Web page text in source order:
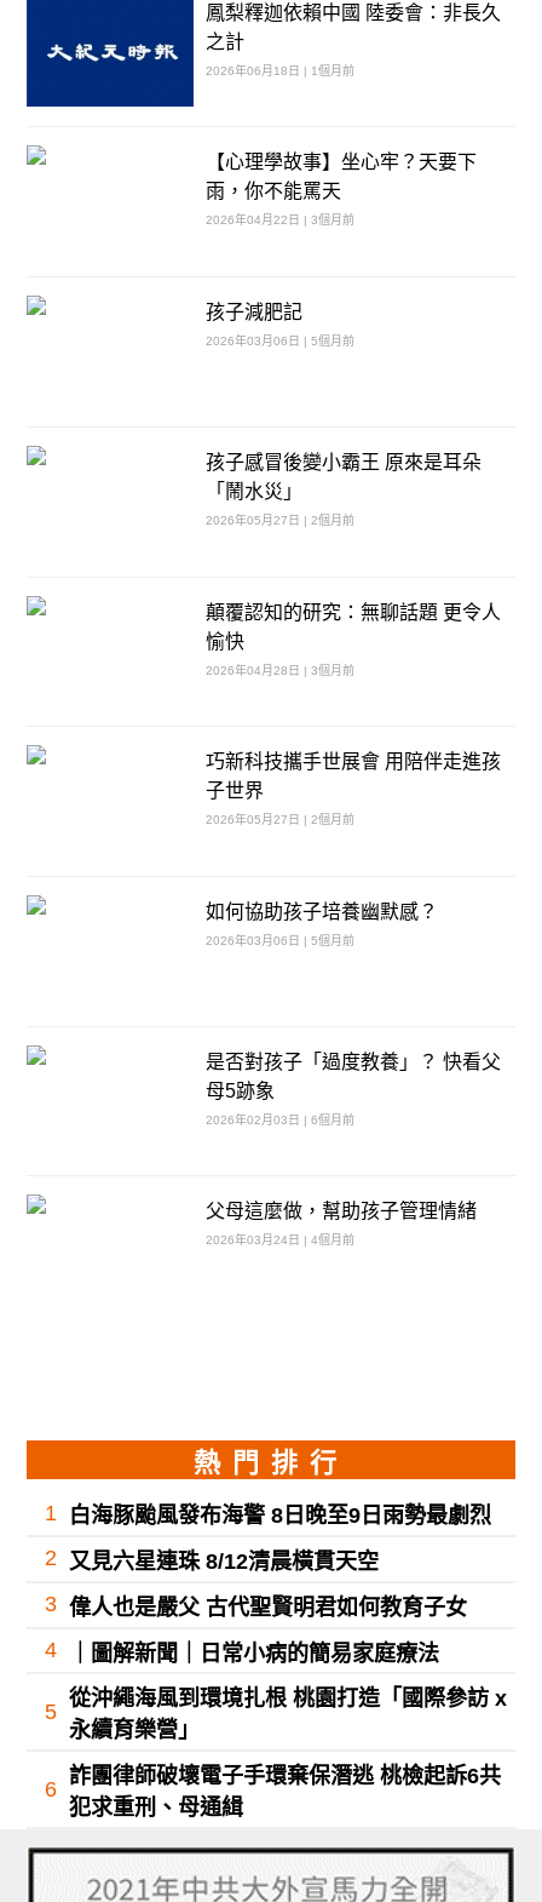
鳳梨釋迦依賴中國 陸委會：非長久
之計
2026年06月18日 | 1個月前
【心理學故事】坐心牢？天要下
雨，你不能罵天
2026年04月22日 | 3個月前
孩子減肥記
2026年03月06日 | 5個月前
孩子感冒後變小霸王 原來是耳朵
「鬧水災」
2026年05月27日 | 2個月前
顛覆認知的研究：無聊話題 更令人
愉快
2026年04月28日 | 3個月前
巧新科技攜手世展會 用陪伴走進孩
子世界
2026年05月27日 | 2個月前
如何協助孩子培養幽默感？
2026年03月06日 | 5個月前
是否對孩子「過度教養」？ 快看父
母5跡象
2026年02月03日 | 6個月前
父母這麼做，幫助孩子管理情緒
2026年03月24日 | 4個月前
熱門排行
1
白海豚颱風發布海警 8日晚至9日雨勢最劇烈
2 又見六星連珠 8/12清晨橫貫天空
3 偉人也是嚴父 古代聖賢明君如何教育子女
4
｜圖解新聞｜日常小病的簡易家庭療法
5
從沖繩海風到環境扎根 桃園打造「國際參訪 x
永續育樂營」
6
詐團律師破壞電子手環棄保潛逃 桃檢起訴6共
犯求重刑、母通緝